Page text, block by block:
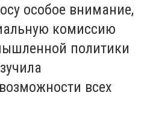
особое внимание,
комиссию
политики
всех